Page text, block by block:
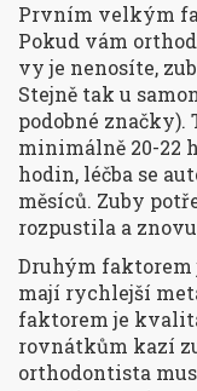
Prvním velkým
Pokud vám
vy je nenosíte,
Stejně tak u
podobné
minimálně 20-22
hodin, léčba se
měsíců. Zuby
rozpustila a
Druhým faktorem
mají rychlejší
faktorem je
rovnátkům kazí
orthodontista